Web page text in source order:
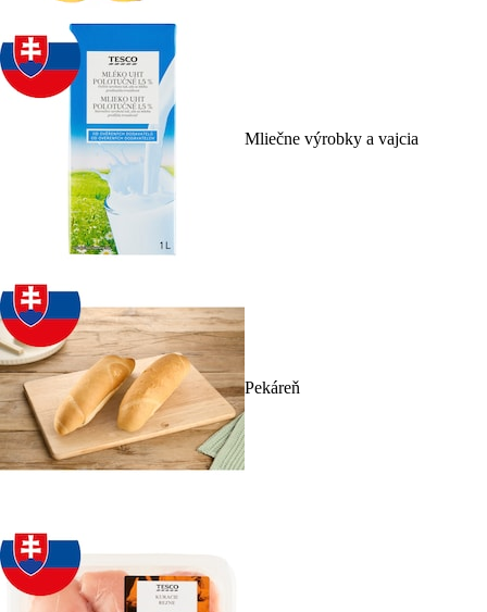
Mliečne výrobky a vajcia
Pekáreň